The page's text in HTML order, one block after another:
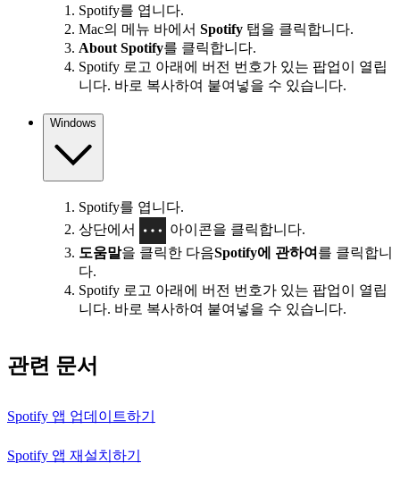
Spotify를 엽니다.
Mac의 메뉴 바에서 Spotify 탭을 클릭합니다.
About Spotify를 클릭합니다.
Spotify 로고 아래에 버전 번호가 있는 팝업이 열립
니다. 바로 복사하여 붙여넣을 수 있습니다.
Windows
Spotify를 엽니다.
상단에서
아이콘을 클릭합니다.
도움말을 클릭한 다음Spotify에 관하여 를 클릭합니
다.
Spotify 로고 아래에 버전 번호가 있는 팝업이 열립
니다. 바로 복사하여 붙여넣을 수 있습니다.
관련 문서
Spotify 앱 업데이트하기
Spotify 앱 재설치하기